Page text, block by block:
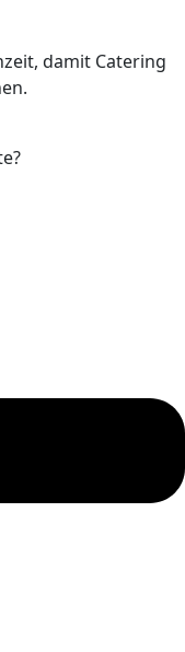
damit Catering